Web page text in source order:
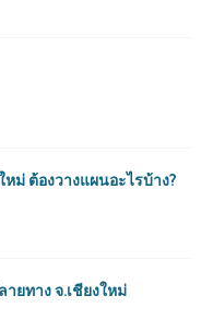
ม่ ต้องวางแผนอะไรบ้าง?
ยทาง จ.เชียงใหม่